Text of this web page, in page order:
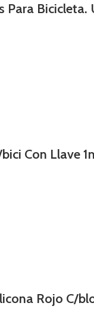
Para Bicicleta.
Con Llave
Rojo C/